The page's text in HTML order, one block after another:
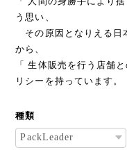
う思い、
その原因となりえる日
から、
「 生体販売を行う店舗
リシーを持っています。
種類